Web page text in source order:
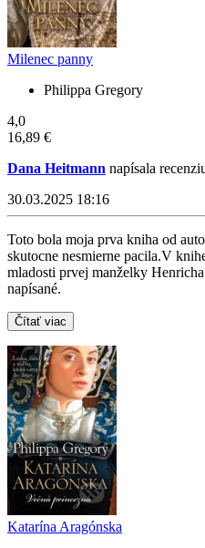
Milenec panny
Philippa Gregory
4,0
16,89 €
Dana Heitmann napísala
30.03.2025 18:16
Toto bola moja prva kniha od
skutocne nesmierne pacila.V
mladosti prvej manželky
napísané.
Čítať viac
Katarína Aragónska